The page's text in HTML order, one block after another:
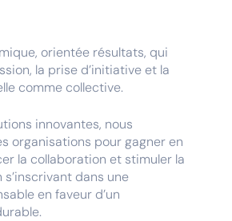
orientée résultats, qui
la prise d’initiative et la
comme collective.
innovantes, nous
organisations pour gagner en
la collaboration et stimuler la
dans une
en faveur d’un